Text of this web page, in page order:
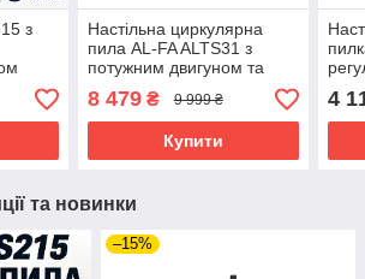
з
Настільна циркулярна
пила AL-FA ALTS31 з
потужним двигуном та
розширеними функціями
8 479₴ 9 999 ₴
Купити
12-
4
та новинки
–15%